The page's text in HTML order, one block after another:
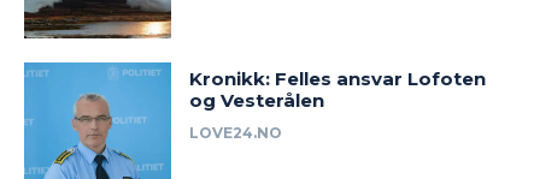
Kronikk: Felles ansvar Lofoten
og Vesterålen
LOVE24.NO